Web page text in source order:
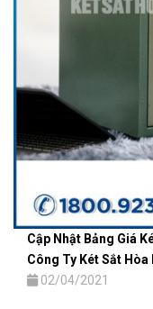
Cập Nhật Bảng Giá
Công Ty Két Sắt Hòa
02/04/2021